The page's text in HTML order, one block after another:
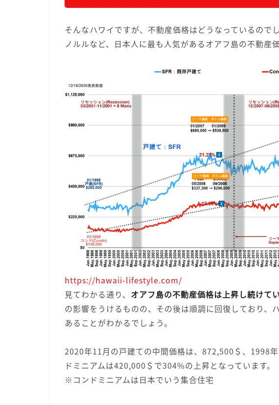
そんなハワイですが、不動産価格はどうなっているので
ノルルなど、日本人に最も人気があるオアフ島の不動産
https://hawaii-lifestyle.com/
見てわかる通り、 オアフ島の不動産価格は上昇し続けてい
の影響をうけるものの、その後は順調に回復しており、
あることがわかるでしょう。
2020年11月の戸建ての中間価格は、872,500＄、1998
ドミニアムは420,000＄で304%の上昇となっています。
※コンドミニアムは日本でいう集合住宅